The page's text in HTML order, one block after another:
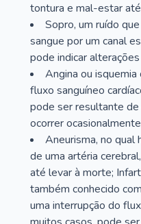
tontura e mal-estar
Sopro, um ruído
sangue por um canal
pode indicar
Angina ou isquemia
fluxo sanguíneo
pode ser resultante de
ocorrer
Aneurisma, no qual
de uma artéria
até levar à morte;
também conhecido
uma interrupção do